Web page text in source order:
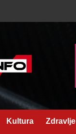
Kultura Zdravlje